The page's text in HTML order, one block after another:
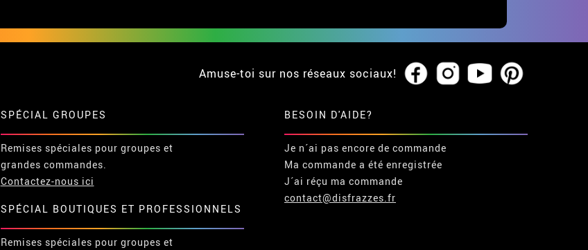
Amuse-toi sur nos réseaux sociaux!
SPÉCIAL GROUPES
Remises spéciales pour groupes et
grandes commandes.
Contactez-nous ici
SPÉCIAL BOUTIQUES ET PROFESSIONNELS
Remises spéciales pour groupes et
BESOIN D'AIDE?
Je n´ai pas encore de commande
Ma commande a été enregistrée
J´ai réçu ma commande
contact@disfrazzes.fr